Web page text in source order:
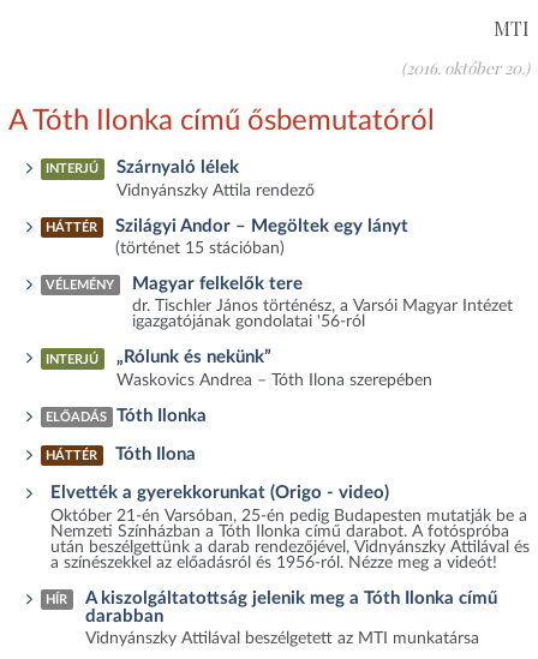
MTI
(2016. október 20.)
A Tóth Ilonka című ősbemutatóról
INTERJÚ Szárnyaló lélek
Vidnyánszky Attila rendező
HÁTTÉR Szilágyi Andor – Megöltek egy lányt
(történet 15 stációban)
VÉLEMÉNY Magyar felkelők tere
dr. Tischler János történész, a Varsói Magyar Intézet
igazgatójának gondolatai '56-ról
INTERJÚ „Rólunk és nekünk”
Waskovics Andrea – Tóth Ilona szerepében
ELŐADÁS Tóth Ilonka
HÁTTÉR Tóth Ilona
Elvették a gyerekkorunkat (Origo - video)
Október 21-én Varsóban, 25-én pedig Budapesten mutatják be a
Nemzeti Színházban a Tóth Ilonka című darabot. A fotóspróba
után beszélgettünk a darab rendezőjével, Vidnyánszky Attilával és
a színészekkel az előadásról és 1956-ról. Nézze meg a videót!
HÍR
A kiszolgáltatottság jelenik meg a Tóth Ilonka című
darabban
Vidnyánszky Attilával beszélgetett az MTI munkatársa